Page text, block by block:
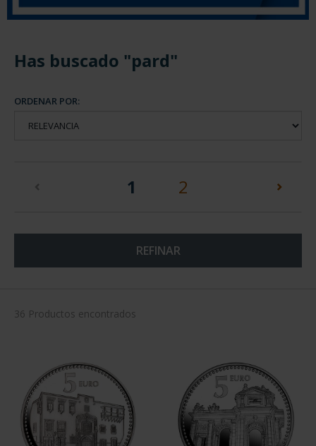
Has buscado "pard"
ORDENAR POR:
1 (current)
2
REFINAR
36 Productos encontrados